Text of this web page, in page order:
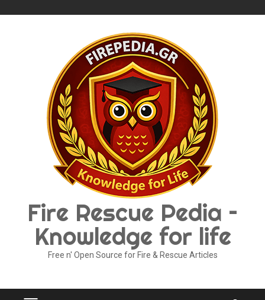
Fire Rescue Pedia –
Knowledge for life
Free n' Open Source for Fire & Rescue Articles